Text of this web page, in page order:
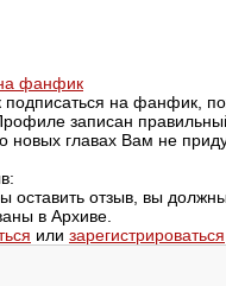
фанфик
подписаться на фанфик,
записан
новых главах Вам не
оставить отзыв, вы
в Архиве.
или зарегистрироваться